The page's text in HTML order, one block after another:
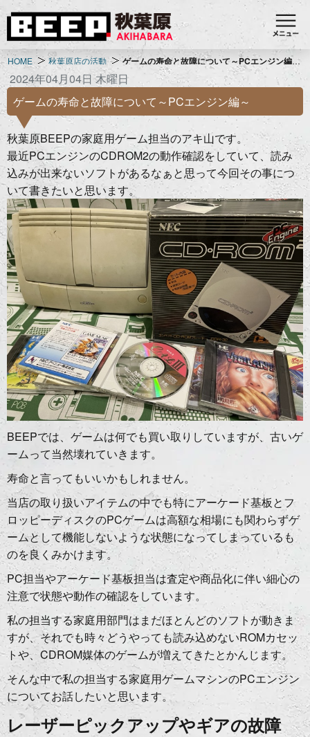
HOME 秋葉原店の活動 ゲームの寿命と故障について～PCエンジン編～
2024年04月04日 木曜日
ゲームの寿命と故障について～PCエンジン編～
秋葉原BEEPの家庭用ゲーム担当のアキ山です。
最近PCエンジンのCDROM2の動作確認をしていて、読み
込みが出来ないソフトがあるなぁと思って今回その事につ
いて書きたいと思います。
BEEPでは、ゲームは何でも買い取りしていますが、古いゲ
ームって当然壊れていきます。
寿命と言ってもいいかもしれません。
当店の取り扱いアイテムの中でも特にアーケード基板とフ
ロッピーディスクのPCゲームは高額な相場にも関わらずゲ
ームとして機能しないような状態になってしまっているも
のを良くみかけます。
PC担当やアーケード基板担当は査定や商品化に伴い細心の
注意で状態や動作の確認をしています。
私の担当する家庭用部門はまだほとんどのソフトが動きま
すが、それでも時々どうやっても読み込めないROMカセッ
トや、CDROM媒体のゲームが増えてきたとかんじます。
そんな中で私の担当する家庭用ゲームマシンのPCエンジン
についてお話したいと思います。
レーザーピックアップやギアの故障